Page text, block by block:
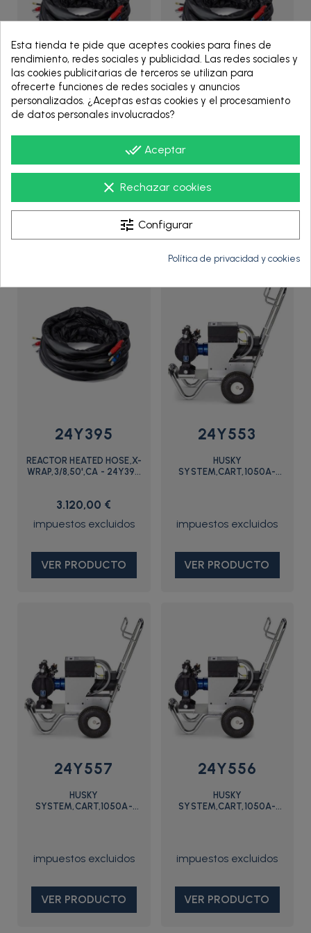
24Y240
WRAP,3/8,50',RT - 24Y240
2.315,00 €
VER PRODUCTO
24Y241
WRAP,3/8,50',RT - 24Y241 -
2.950,00 €
VER PRODUCTO
24Y395
REACTOR HEATED HOSE,X-
WRAP,3/8,50',CA - 24Y395
3.120,00 €
VER PRODUCTO
24Y553
HUSKY
SYSTEM,CART,1050A-
VER PRODUCTO
24Y557
HUSKY
SYSTEM,CART,1050A-
VER PRODUCTO
24Y556
HUSKY
SYSTEM,CART,1050A-
VER PRODUCTO
Esta tienda te pide que aceptes cookies para fines de
rendimiento, redes sociales y publicidad. Las redes sociales y
las cookies publicitarias de terceros se utilizan para
ofrecerte funciones de redes sociales y anuncios
personalizados. ¿Aceptas estas cookies y el procesamiento
de datos personales involucrados?
done_all Aceptar
clear Rechazar cookies
tune Configurar
Política de privacidad y cookies